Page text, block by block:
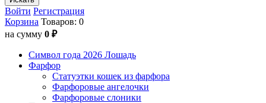
Войти Регистрация
Корзина Товаров: 0
на сумму 0 ₽
Символ года 2026 Лошадь
Фарфор
Статуэтки кошек из фарфора
Фарфоровые ангелочки
Фарфоровые слоники